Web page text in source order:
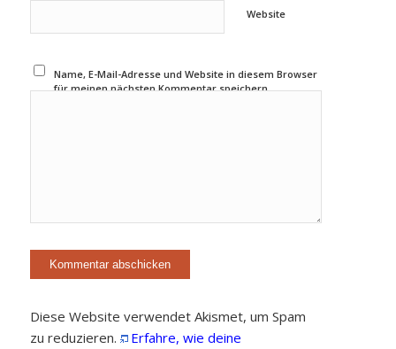
Website
Name, E-Mail-Adresse und Website in diesem Browser
für meinen nächsten Kommentar speichern.
Diese Website verwendet Akismet, um Spam
zu reduzieren.
Erfahre, wie deine